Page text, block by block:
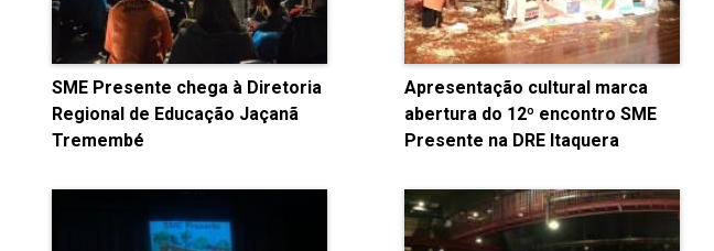
SME Presente chega à Diretoria
Regional de Educação Jaçanã
Tremembé
Apresentação cultural marca
abertura do 12º encontro SME
Presente na DRE Itaquera